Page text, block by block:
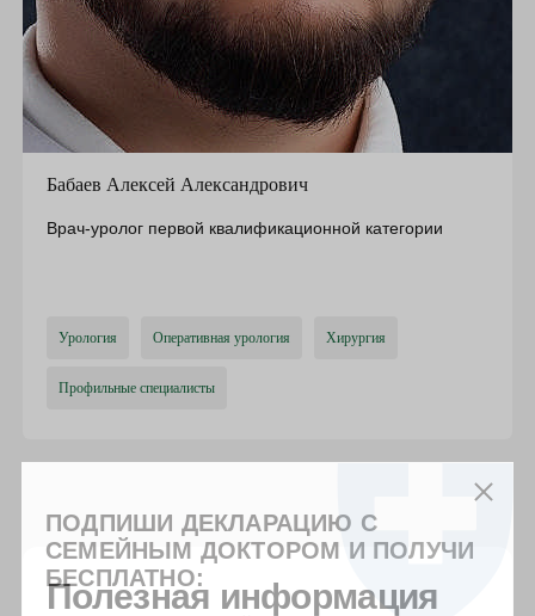
Бабаев Алексей Александрович
Врач-уролог первой квалификационной категории
Урология Оперативная урология Хирургия
Профильные специалисты
Полезная информация
ПОДПИШИ ДЕКЛАРАЦИЮ С
СЕМЕЙНЫМ ДОКТОРОМ И ПОЛУЧИ
БЕСПЛАТНО: